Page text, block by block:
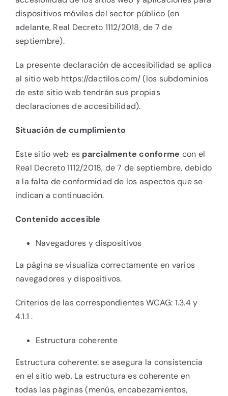
dispositivos móviles del sector público (en
adelante, Real Decreto 1112/2018, de 7 de
septiembre).
La presente declaración de accesibilidad se aplica
al sitio web https://dactilos.com/(los subdominios
de este sitio web tendrán sus propias
declaraciones de accesibilidad).
Situación de cumplimiento
Este sitio web es parcialmente conforme con el
Real Decreto 1112/2018, de 7 de septiembre, debido
a la falta de conformidad de los aspectos que se
indican a continuación.
Contenido accesible
Navegadores y dispositivos
La página se visualiza correctamente en varios
navegadores y dispositivos.
Criterios de las correspondientes WCAG: 1.3.4 y
4.1.1 .
Estructura coherente
Estructura coherente: se asegura la consistencia
en el sitio web. La estructura es coherente en
todas las páginas (menús, encabezamientos,